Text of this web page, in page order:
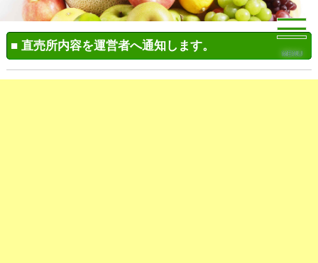
MENU
■ 直売所内容を運営者へ通知します。